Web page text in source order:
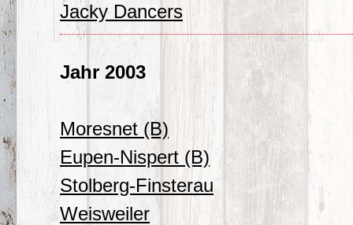
Jacky Dancers
Jahr 2003
Moresnet (B)
Eupen-Nispert (B)
Stolberg-Finsterau
Weisweiler